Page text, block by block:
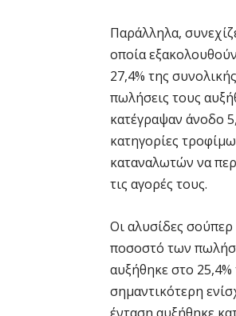
Παράλληλα,
οποία
27,4% της
πωλήσεις τους
κατέγραψαν άνοδο
κατηγορίες
καταναλωτών να
τις αγορές τους.
Οι αλυσίδες
ποσοστό των
αυξήθηκε στο
σημαντικότερη